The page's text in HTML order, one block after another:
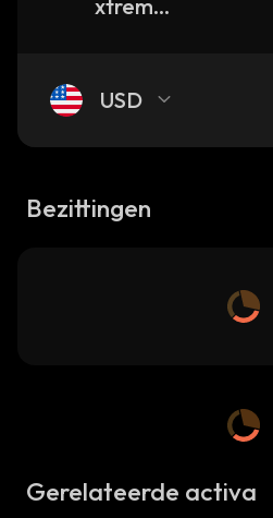
xtremeverse
USD
Bezittingen
Gerelateerde activa